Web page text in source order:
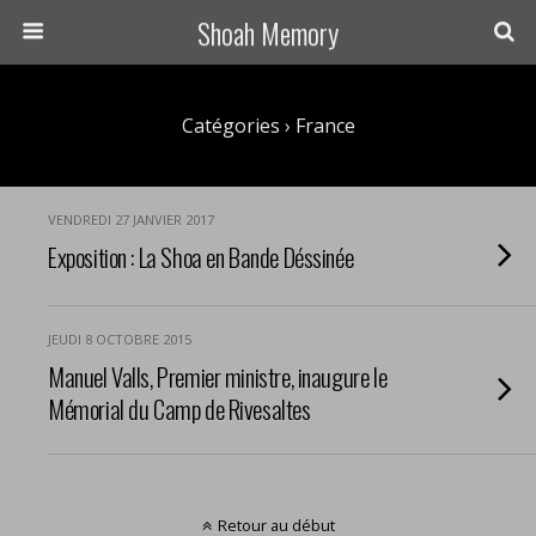
Shoah Memory
Catégories › France
VENDREDI 27 JANVIER 2017
Exposition : La Shoa en Bande Déssinée
JEUDI 8 OCTOBRE 2015
Manuel Valls, Premier ministre, inaugure le
Mémorial du Camp de Rivesaltes
Retour au début